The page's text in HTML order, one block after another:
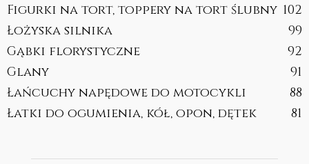
Figurki na tort, toppery na tort ślubny 102
Łożyska silnika
99
Gąbki florystyczne
92
Glany
91
Łańcuchy napędowe do motocykli
88
Łatki do ogumienia, kół, opon, dętek
81